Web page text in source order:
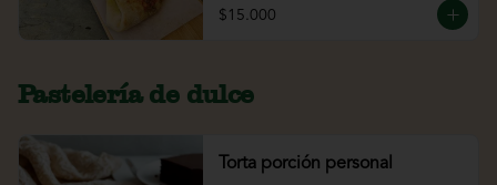
$15.000
Pastelería de dulce
Torta porción personal